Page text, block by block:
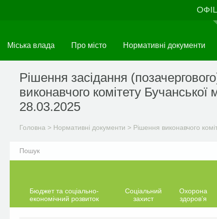
Міська влада Про місто Нормативні документи
Рішення засідання
виконавчого комітету Бучанської
28.03.2025
Головна > Нормативні документи > Рішення виконавчого
Бюджет та соціально-
економічний розвиток
Соціальний
захист
Охорона
здоров’я